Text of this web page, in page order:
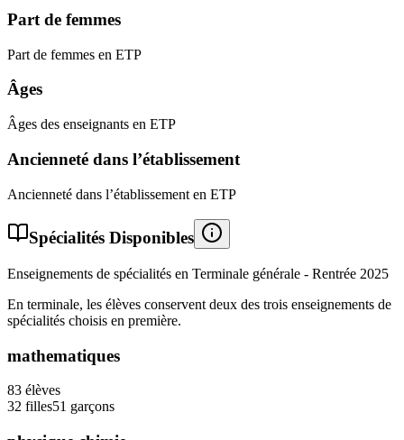
Part de femmes
Part de femmes en ETP
Âges
Âges des enseignants en ETP
Ancienneté dans l’établissement
Ancienneté dans l’établissement en ETP
Spécialités Disponibles
Enseignements de spécialités en Terminale générale - Rentrée 2025
En terminale, les élèves conservent deux des trois enseignements de
spécialités choisis en première.
mathematiques
83 élèves
32 filles51 garçons